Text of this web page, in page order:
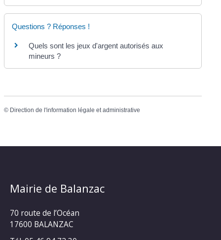
Questions ? Réponses !
Quels sont les jeux d'argent autorisés aux
mineurs ?
© Direction de l'information légale et administrative
Mairie de Balanzac
70 route de l’Océan
17600 BALANZAC